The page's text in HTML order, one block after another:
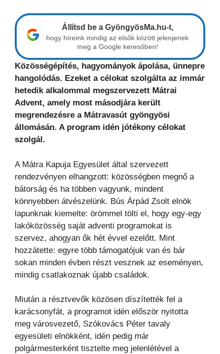
Állítsd be a GyöngyösMa.hu-t,
hogy híreink mindig az elsők között jelenjenek
meg a Google keresőben!
Közösségépítés, hagyományok ápolása, ünnepre
hangolódás. Ezeket a célokat szolgálta az immár
hetedik alkalommal megszervezett Mátrai
Advent, amely most másodjára került
megrendezésre a Mátravasút gyöngyösi
állomásán. A program idén jótékony célokat
szolgál.
A Mátra Kapuja Egyesület által szervezett
rendezvényen elhangzott: közösségben megnő a
bátorság és ha többen vagyunk, mindent
könnyebben átvészelünk. Bús Árpád Zsolt elnök
lapunknak kiemelte: örömmel tölti el, hogy egy-egy
lakóközösség saját adventi programokat is
szervez, ahogyan ők hét évvel ezelőtt. Mint
hozzátette: egyre több támogatójuk van és bár
sokan minden évben részt vesznek az eseményen,
mindig csatlakoznak újabb családok.
Miután a résztvevők közösen díszítették fel a
karácsonyfát, a programot idén először nyitotta
meg városvezető, Szókovács Péter tavaly
egyesületi elnökként, idén pedig már
polgármesterként tisztelte meg jelenlétével a